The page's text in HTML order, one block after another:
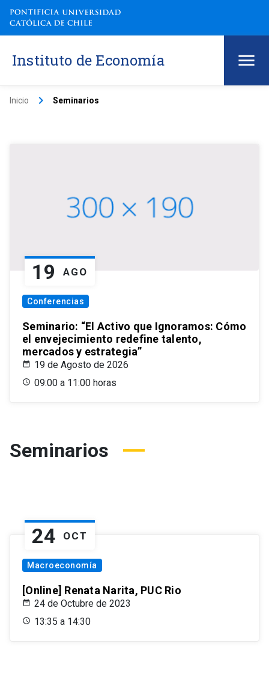
Instituto de Economía
Inicio keyboard_arrow_right Seminarios
19 AGO
Conferencias
Seminario: “El Activo que Ignoramos: Cómo
el envejecimiento redefine talento,
mercados y estrategia”
19 de Agosto de 2026
09:00 a 11:00 horas
Seminarios
24 OCT
Macroeconomía
[Online] Renata Narita, PUC Rio
24 de Octubre de 2023
13:35 a 14:30